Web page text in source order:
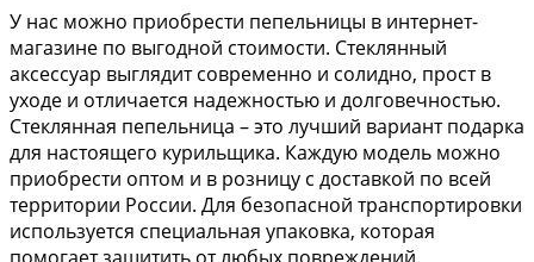
У нас можно приобрести пепельницы в интернет-
магазине по выгодной стоимости. Стеклянный
аксессуар выглядит современно и солидно, прост в
уходе и отличается надежностью и долговечностью.
Стеклянная пепельница – это лучший вариант подарка
для настоящего курильщика. Каждую модель можно
приобрести оптом и в розницу с доставкой по всей
территории России. Для безопасной транспортировки
используется специальная упаковка, которая